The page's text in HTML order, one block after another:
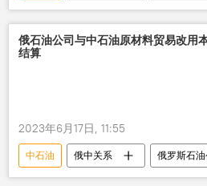
教育
合作
俄石油公司与中石油原材料贸易改用
结算
2023年6月17日, 11:55
中石油 俄中关系
俄罗斯石油
本币结算
卢布 人民币